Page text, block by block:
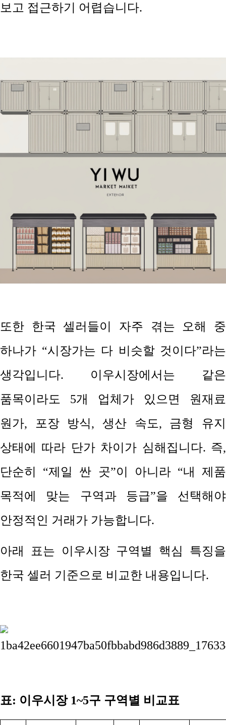
보고 접근하기 어렵습니다.
또한 한국 셀러들이 자주 겪는 오해 중
하나가 “시장가는 다 비슷할 것이다”라는
생각입니다. 이우시장에서는 같은
품목이라도
5개 업체가 있으면 원재료
원가, 포장 방식,생산 속도, 금형 유지
상태에 따라 단가 차이가 심해집니다. 즉,
단순히
“제일 싼 곳”이 아니라“내 제품
목적에 맞는 구역과 등급”을 선택해야
안정적인 거래가 가능합니다.
아래 표는 이우시장 구역별 핵심 특징을
한국 셀러 기준으로 비교한 내용입니다.
표: 이우시장1~5구 구역별 비교표